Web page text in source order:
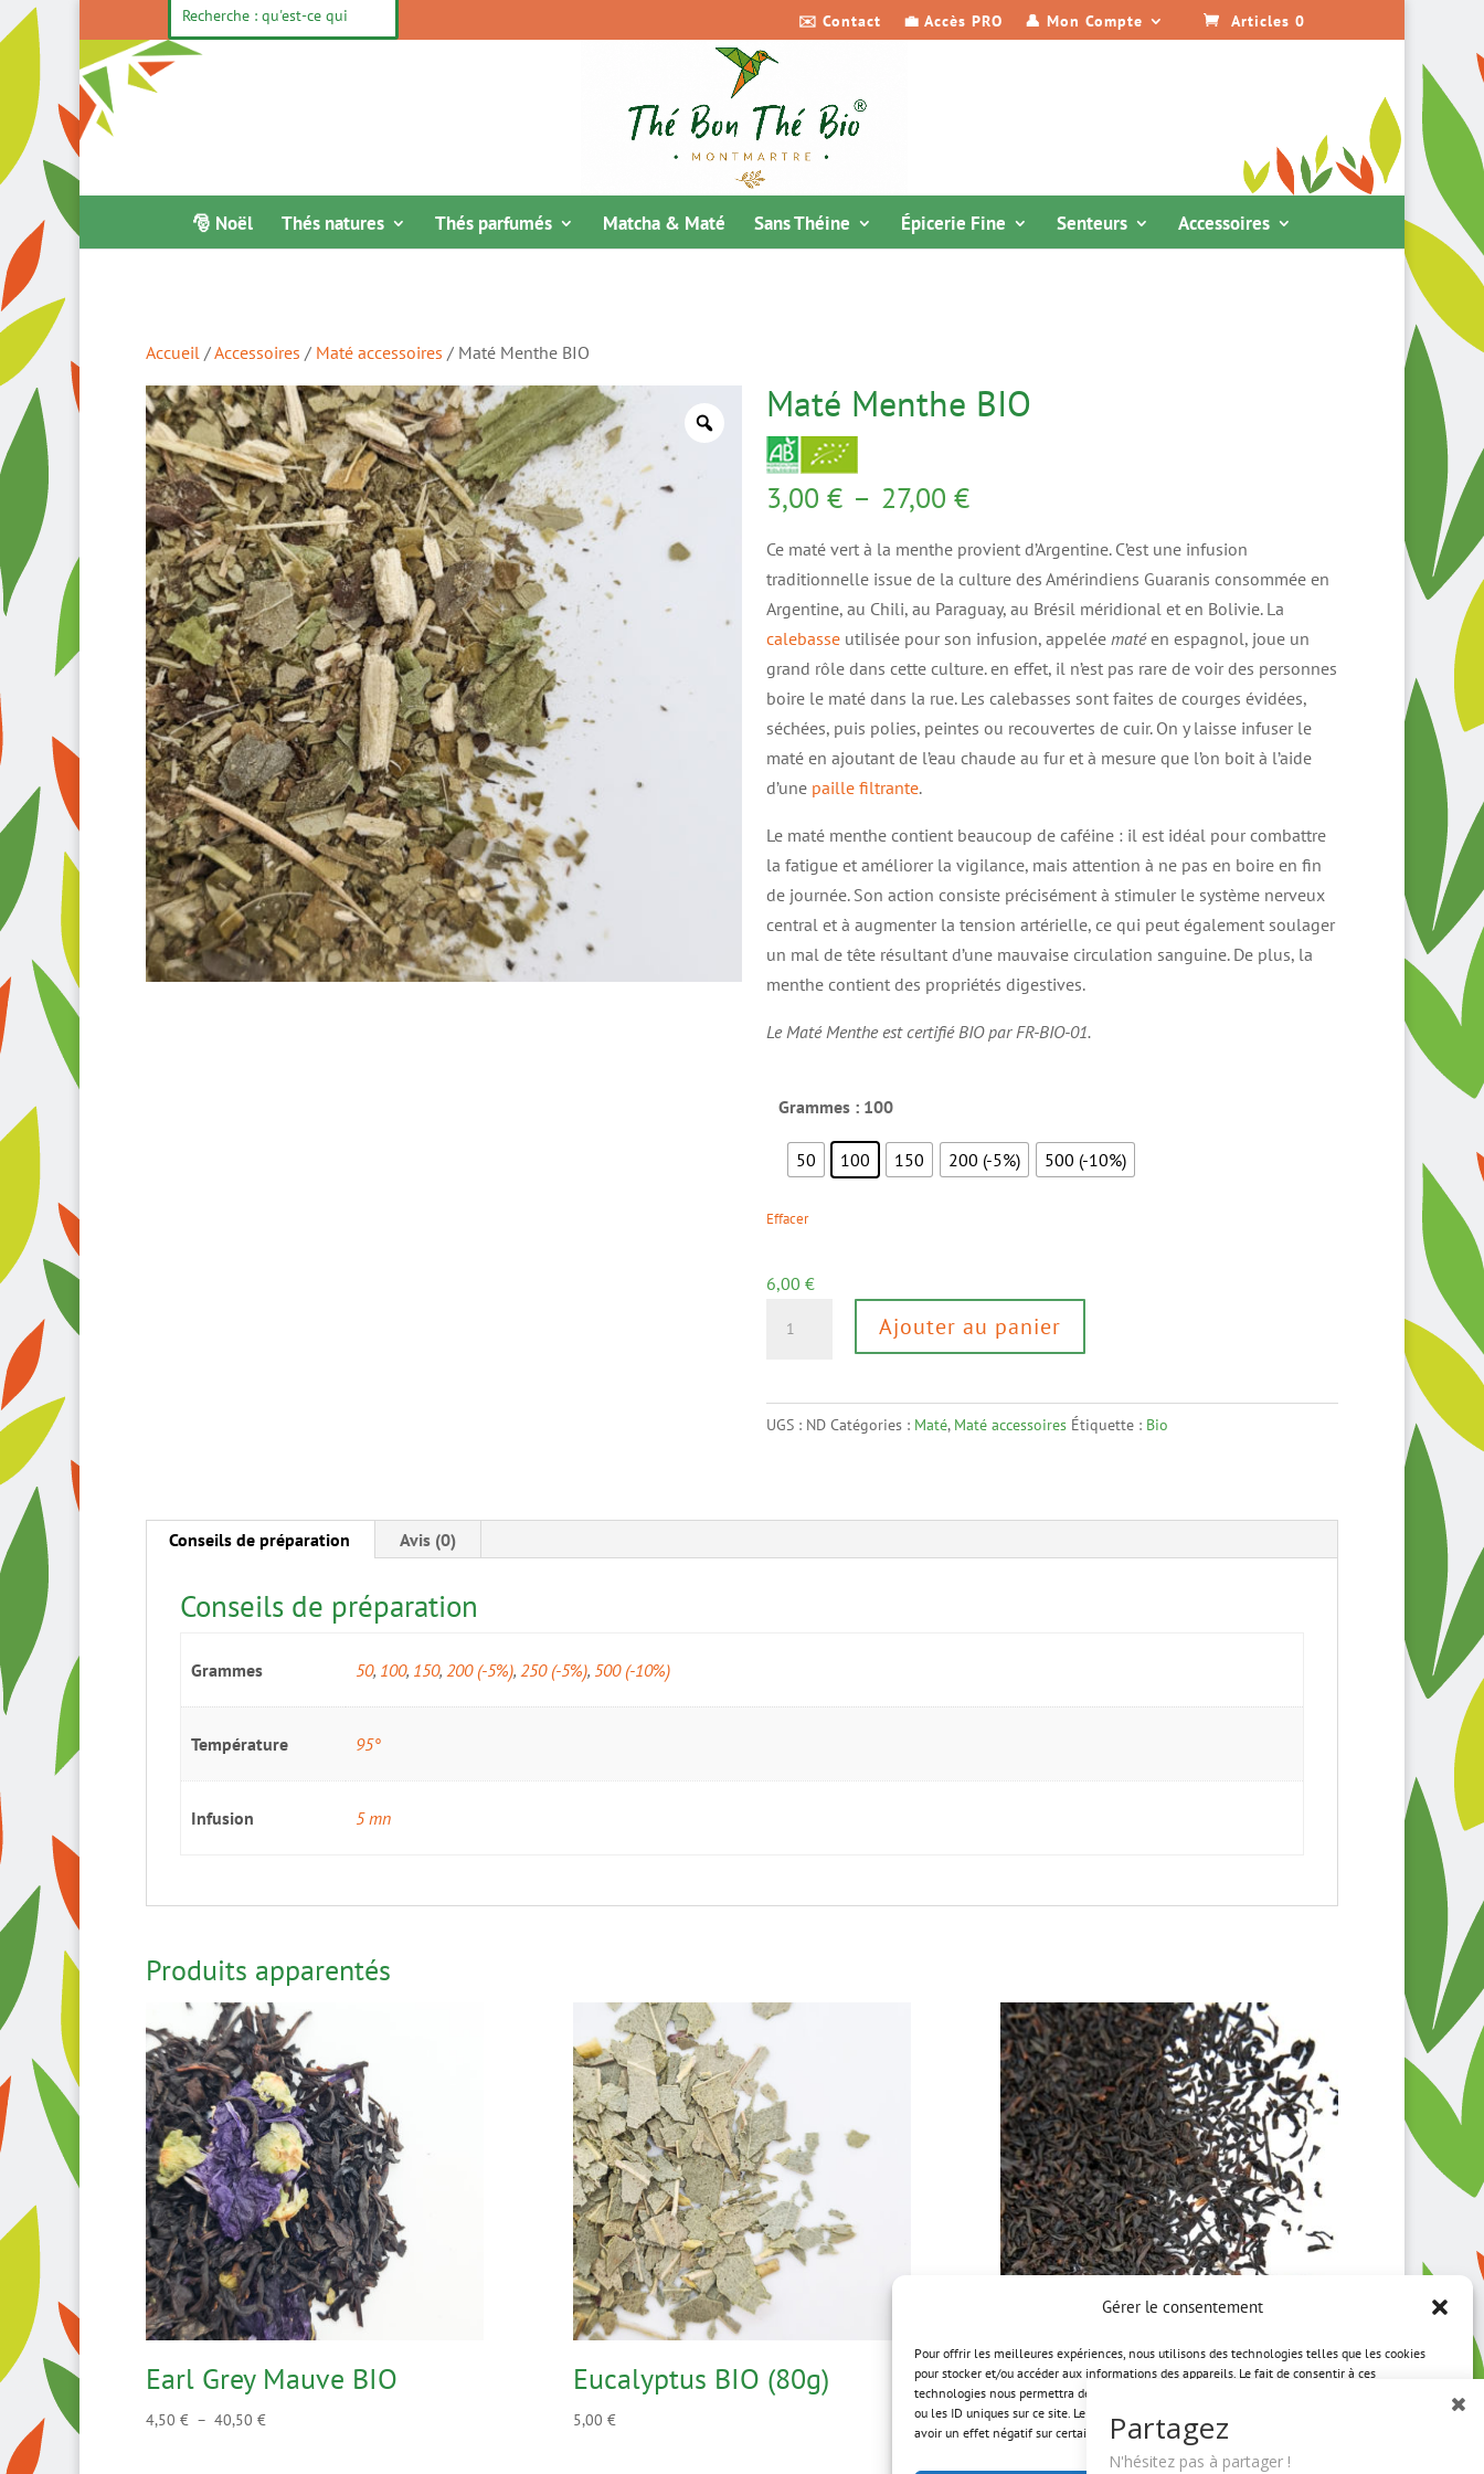
Gérer le consentement
Pour offrir les meilleures expériences, nous utilisons des technologies telles que les cookies
pour stocker et/ou accéder aux informations des appareils. Le fait de consentir à ces
technologies nous permettra de traiter des données telles que le comportement de navigation
ou les ID uniques sur ce site. Le fait de ne pas consentir ou de retirer son consentement peut
avoir un effet négatif sur certaines caractéristiques et fonctions.
✉️ Contact 💼 Accès PRO 👤 Mon Compte Articles 0
🎅 Noël Thés natures Thés parfumés Matcha & Maté Sans Théine Épicerie Fine Senteurs Accessoires
Accueil /Accessoires / Maté accessoires / Maté Menthe BIO
Maté Menthe BIO
3,00 € – 27,00 €Plage
prix :
3,00 €
à
27,00 €
Ce maté vert à la menthe provient d’Argentine. C’est une infusion
traditionnelle issue de la culture des Amérindiens Guaranis consommée en
Argentine, au Chili, au Paraguay, au Brésil méridional et en Bolivie. La
calebasseutilisée pour son infusion, appelée matéen espagnol, joue un
grand rôle dans cette culture. en effet, il n’est pas rare de voir des personnes
boire le maté dans la rue. Les calebasses sont faites de courges évidées,
séchées, puis polies, peintes ou recouvertes de cuir. On y laisse infuser le
maté en ajoutant de l’eau chaude au fur et à mesure que l’on boit à l’aide
d’une paille filtrante.
Le maté menthe contient beaucoup de caféine : il est idéal pour combattre
la fatigue et améliorer la vigilance, mais attention à ne pas en boire en fin
de journée. Son action consiste précisément à stimuler le système nerveux
central et à augmenter la tension artérielle, ce qui peut également soulager
un mal de tête résultant d’une mauvaise circulation sanguine. De plus, la
menthe contient des propriétés digestives.
Le Maté Menthe est certifié BIO par FR-BIO-01.
Grammes : 100
50 100 150 200 (-5%) 500 (-10%)
Effacer
6,00 €
Menthe
BIO
Ajouter au panier
UGS : ND Catégories : Maté, Maté accessoires Étiquette : Bio
Conseils de préparation Avis (0)
Conseils de préparation
Grammes 50, 100, 150,200 (-5%),250 (-5%), 500 (-10%)
Température 95°
Infusion 5 mn
Produits apparentés
Earl Grey Mauve BIO
4,50 € – 40,50 €
Eucalyptus BIO (80g)
5,00 €
Keemun BIO
3,75€ – 36,00 €Plage
de
prix :
Partagez
N'hésitez pas à partager !